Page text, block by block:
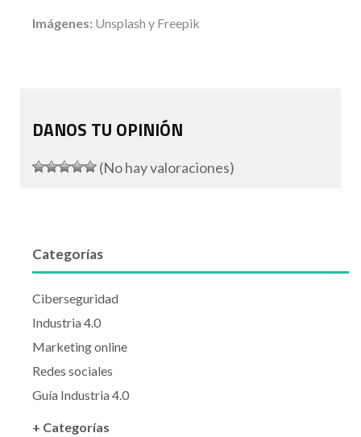
Imágenes: Unsplash y Freepik
DANOS TU OPINIÓN
(No hay valoraciones)
Categorías
Ciberseguridad
Industria 4.0
Marketing online
Redes sociales
Guía Industria 4.0
+ Categorías